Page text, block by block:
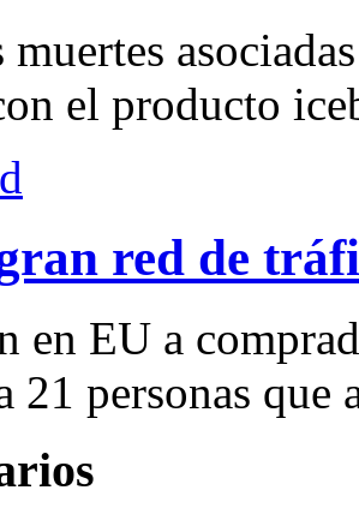
muertes
el producto
red de
en EU a
21 personas que